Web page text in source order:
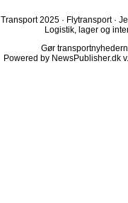
Transport 2025 · Flytransport ·
Logistik, lager og
Gør
Powered by NewsPublisher.dk